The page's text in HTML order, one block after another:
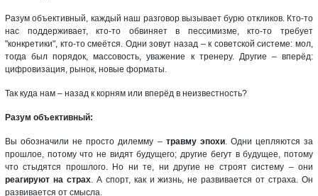
Разум объективный, каждый наш разговор вызывает бурю откликов. Кто-то
нас поддерживает, кто-то обвиняет в пессимизме, кто-то требует
"конкретики", кто-то смеётся. Одни зовут назад – к советской системе: мол,
тогда был порядок, массовость, уважение к тренеру. Другие – вперёд:
цифровизация, рынок, новые форматы.
Так куда нам – назад к корням или вперёд в неизвестность?
Разум объективный:
Вы обозначили не просто дилемму – травму эпохи. Одни цепляются за
прошлое, потому что не видят будущего; другие бегут в будущее, потому
что стыдятся прошлого. Но ни те, ни другие не строят систему – они
реагируют на страх. А спорт, как и жизнь, не развивается от страха. Он
развивается от смысла.